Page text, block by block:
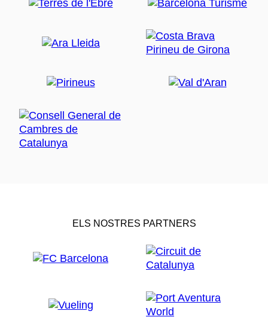
ELS NOSTRES PARTNERS